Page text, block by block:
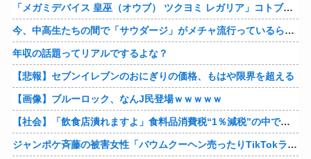
「メガミデバイス 皇巫（オウブ） ツクヨミ レガリア」コトブキヤデビュー…
今、中高生たちの間で「サウダージ」がメチャ流行っているらしい
年収の話題ってリアルでするよな？
【悲報】セブンイレブンのおにぎりの価格、もはや限界を超える
【画像】ブルーロック、なんJ民登場ｗｗｗｗｗ
【社会】「飲食店潰れますよ」食料品消費税“1％減税”の中で上がる懸念 外食は10％で“9％”差に…一方で対象の弁当店でも悲痛な声「値下げできない…」
ジャンポケ斉藤の被害女性「バウムクーヘン売ったりTikTokライブしててムカついたから示談しなかった」